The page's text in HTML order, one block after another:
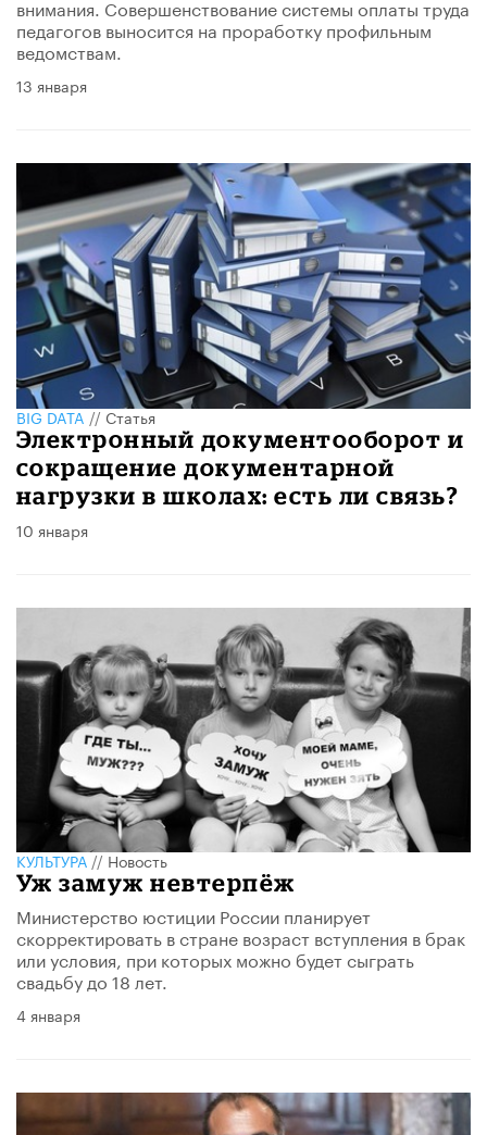
внимания. Совершенствование системы оплаты труда
педагогов выносится на проработку профильным
ведомствам.
13 января
BIG DATA//Статья
Электронный документооборот и
сокращение документарной
нагрузки в школах: есть ли связь?
10 января
КУЛЬТУРА//Новость
Уж замуж невтерпёж
​Министерство юстиции России планирует
скорректировать в стране возраст вступления в брак
или условия, при которых можно будет сыграть
свадьбу до 18 лет.
4 января